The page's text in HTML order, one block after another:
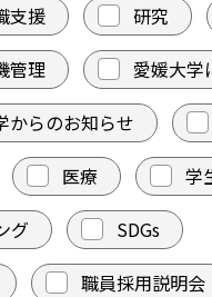
支援 研究
管理
愛媛大学
からのお知らせ
医療 学
グ
SDGs
職員採用説明会